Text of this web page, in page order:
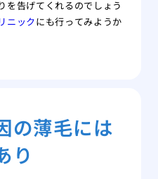
を告げてくれるのでしょう
ニックにも行ってみようか
の薄毛には
り